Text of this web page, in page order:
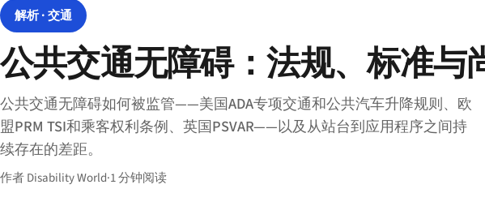
解析 · 交通
公共交通无障碍：法规、标准与
公共交通无障碍如何被监管——美国ADA专项交通和公共汽车升降规则、欧
盟PRM TSI和乘客权利条例、英国PSVAR——以及从站台到应用程序之间持
续存在的差距。
作者 Disability World·1 分钟阅读